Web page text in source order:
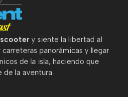
scooter y siente la libertad al
panorámicas y llegar
de la isla, haciendo que
la aventura.